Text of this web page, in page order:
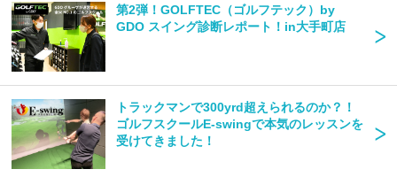
第2弾！GOLFTEC（ゴルフテック）by
GDO​​​​​​​ スイング診断レポート！in大手町店
トラックマンで300yrd超えられるのか？！
ゴルフスクールE-swingで本気のレッスンを
受けてきました！